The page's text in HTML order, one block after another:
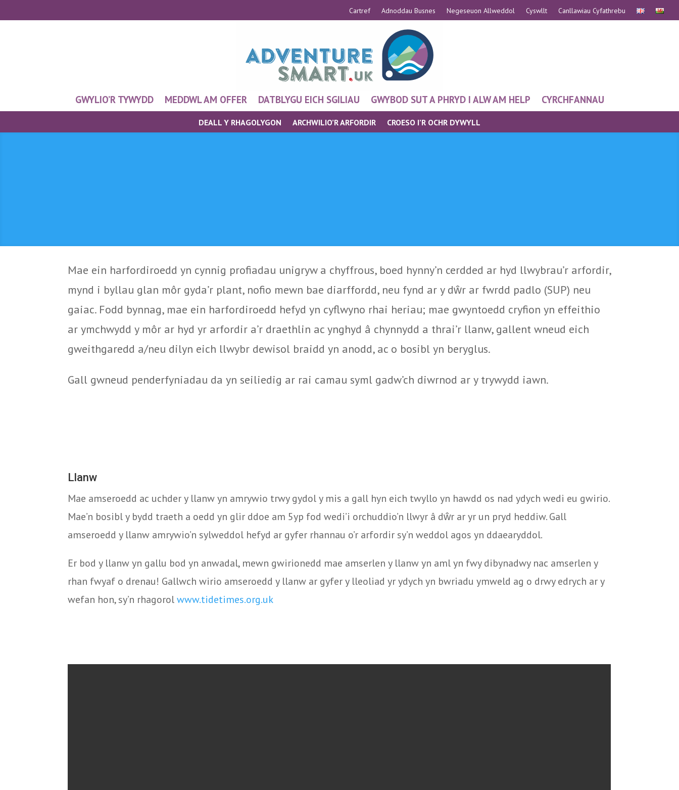
Cartref Adnoddau Busnes Negeseuon Allweddol Cyswllt Canllawiau Cyfathrebu
GWYLIO’R TYWYDD MEDDWL AM OFFER DATBLYGU EICH SGILIAU GWYBOD SUT A PHRYD I ALW AM HELP CYRCHFANNAU
DEALL Y RHAGOLYGON ARCHWILIO’R ARFORDIR CROESO I’R OCHR DYWYLL
Mae ein harfordiroedd yn cynnig profiadau unigryw a chyffrous, boed hynny’n cerdded ar hyd llwybrau’r arfordir,
mynd i byllau glan môr gyda’r plant, nofio mewn bae diarffordd, neu fynd ar y dŵr ar fwrdd padlo (SUP) neu
gaiac. Fodd bynnag, mae ein harfordiroedd hefyd yn cyflwyno rhai heriau; mae gwyntoedd cryfion yn effeithio
ar ymchwydd y môr ar hyd yr arfordir a’r draethlin ac ynghyd â chynnydd a thrai’r llanw, gallent wneud eich
gweithgaredd a/neu dilyn eich llwybr dewisol braidd yn anodd, ac o bosibl yn beryglus.
Gall gwneud penderfyniadau da yn seiliedig ar rai camau syml gadw’ch diwrnod ar y trywydd iawn.
Llanw
Mae amseroedd ac uchder y llanw yn amrywio trwy gydol y mis a gall hyn eich twyllo yn hawdd os nad ydych wedi eu gwirio.
Mae’n bosibl y bydd traeth a oedd yn glir ddoe am 5yp fod wedi’i orchuddio’n llwyr â dŵr ar yr un pryd heddiw. Gall
amseroedd y llanw amrywio’n sylweddol hefyd ar gyfer rhannau o’r arfordir sy’n weddol agos yn ddaearyddol.
Er bod y llanw yn gallu bod yn anwadal, mewn gwirionedd mae amserlen y llanw yn aml yn fwy dibynadwy nac amserlen y
rhan fwyaf o drenau! Gallwch wirio amseroedd y llanw ar gyfer y lleoliad yr ydych yn bwriadu ymweld ag o drwy edrych ar y
wefan hon, sy’n rhagorolwww.tidetimes.org.uk